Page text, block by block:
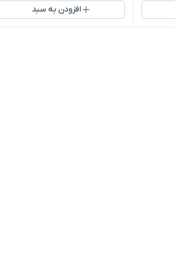
افزودن به سبد